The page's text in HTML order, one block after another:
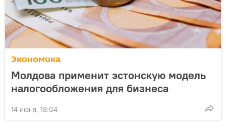
Экономика
Молдова применит эстонскую модель
налогообложения для бизнеса
14 июня, 18:04